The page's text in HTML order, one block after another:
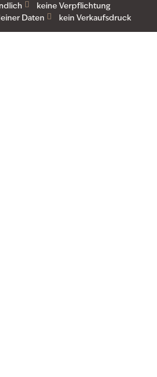
keine Verpflichtung
Daten
kein Verkaufsdruck